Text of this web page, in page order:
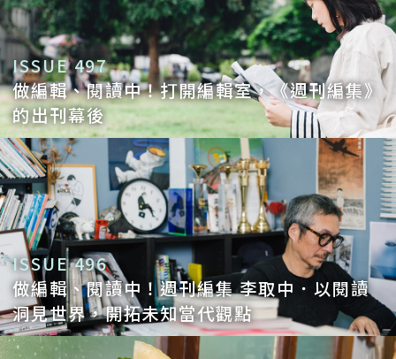
夠的時間才能好好感受，就算是小旅行也不
能匆忙；第二個是「陽光」，有陽光才會有
色彩，看到的世界才會豐富精彩；第三個，
應該就是「愛」吧，那個愛是全方面的，對
人有愛，才會和善、真誠，對世界有愛，才
能做出美味的食物、營造美好的空間，自己
也要有愛，旅行才會開心，一個有愛流動的
時空，才會是理想的旅程。
Q6：這十年來，在 Dear b&b 工作最困難
的是——
A6：最困難的就是夥伴，找到適合的夥伴，
ISSUE 497
做編輯、閱讀中！打開編輯室，《週刊編集》
的出刊幕後
ISSUE 496
做編輯、閱讀中！週刊編集 李取中．以閱讀
洞見世界，開拓未知當代觀點